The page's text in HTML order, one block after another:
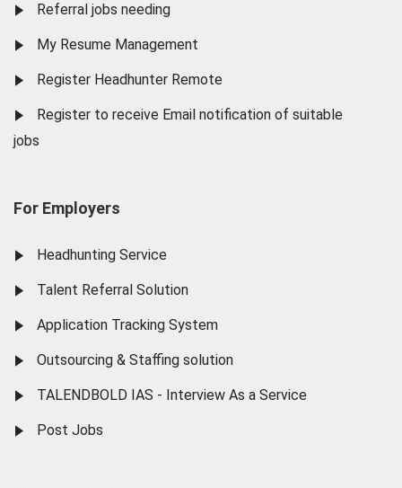
Referral jobs needing
My Resume Management
Register Headhunter Remote
Register to receive Email notification of suitable
jobs
For Employers
Headhunting Service
Talent Referral Solution
Application Tracking System
Outsourcing & Staffing solution
TALENDBOLD IAS - Interview As a Service
Post Jobs